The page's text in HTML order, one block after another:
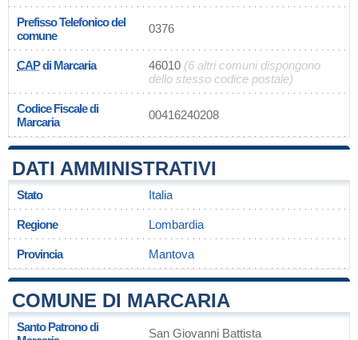
Prefisso Telefonico del
comune
0376
CAPdi Marcaria 46010 (6 altri comuni dispongono
dello stesso codice postale)
Codice Fiscale di
Marcaria
00416240208
DATI AMMINISTRATIVI
Stato Italia
Regione Lombardia
Provincia Mantova
COMUNE DI MARCARIA
Santo Patrono di
San Giovanni Battista